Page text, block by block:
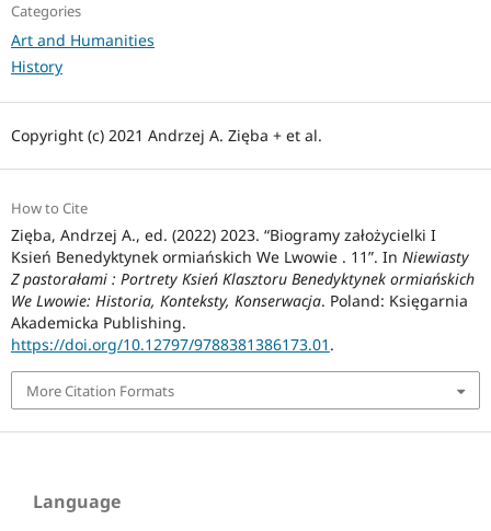
Categories
Art and Humanities
History
Copyright (c) 2021 Andrzej A. Zięba + et al.
How to Cite
Zięba, Andrzej A., ed. (2022) 2023. “Biogramy założycielki I
Ksień Benedyktynek ormiańskich We Lwowie . 11”. In Niewiasty
Z pastorałami : Portrety Ksień Klasztoru Benedyktynek ormiańskich
We Lwowie: Historia, Konteksty, Konserwacja. Poland: Księgarnia
Akademicka Publishing.
https://doi.org/10.12797/9788381386173.01 .
More Citation Formats
Language